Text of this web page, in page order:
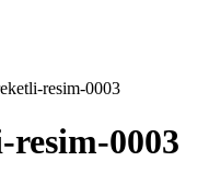
resim-0003
0003